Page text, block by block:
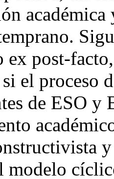
ex post-
el proceso
de ESO
modelo